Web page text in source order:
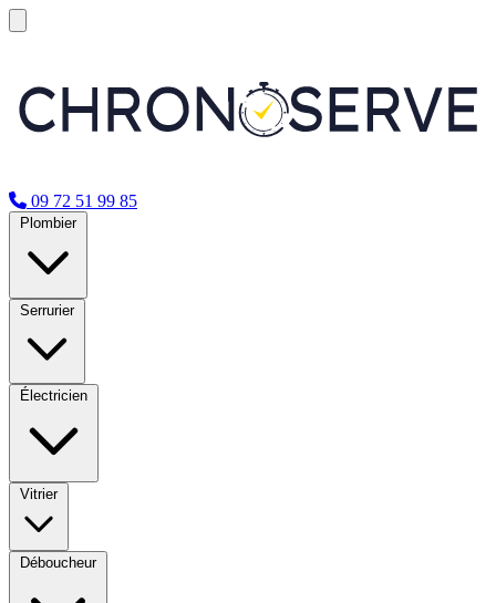
09 72 51 99 85
Plombier
Serrurier
Électricien
Vitrier
Déboucheur